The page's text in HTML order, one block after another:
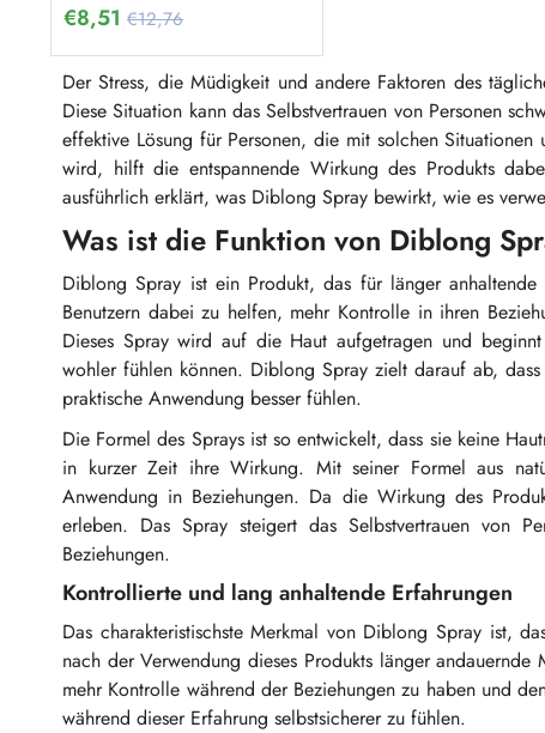
€8,51 €12,76
Der Stress, die Müdigkeit und andere Faktoren des
Diese Situation kann das Selbstvertrauen von Personen
effektive Lösung für Personen, die mit solchen
wird, hilft die entspannende Wirkung des Produkts
ausführlich erklärt, was Diblong Spray bewirkt, wie es
Was ist die Funktion von Diblong
Diblong Spray ist ein Produkt, das für länger
Benutzern dabei zu helfen, mehr Kontrolle in ihren
Dieses Spray wird auf die Haut aufgetragen und
wohler fühlen können. Diblong Spray zielt darauf ab,
praktische Anwendung besser fühlen.
Die Formel des Sprays ist so entwickelt, dass sie keine
in kurzer Zeit ihre Wirkung. Mit seiner Formel aus
Anwendung in Beziehungen. Da die Wirkung des
erleben. Das Spray steigert das Selbstvertrauen von
Beziehungen.
Kontrollierte und lang anhaltende Erfahrungen
Das charakteristischste Merkmal von Diblong Spray ist,
nach der Verwendung dieses Produkts länger
mehr Kontrolle während der Beziehungen zu haben und
während dieser Erfahrung selbstsicherer zu fühlen.